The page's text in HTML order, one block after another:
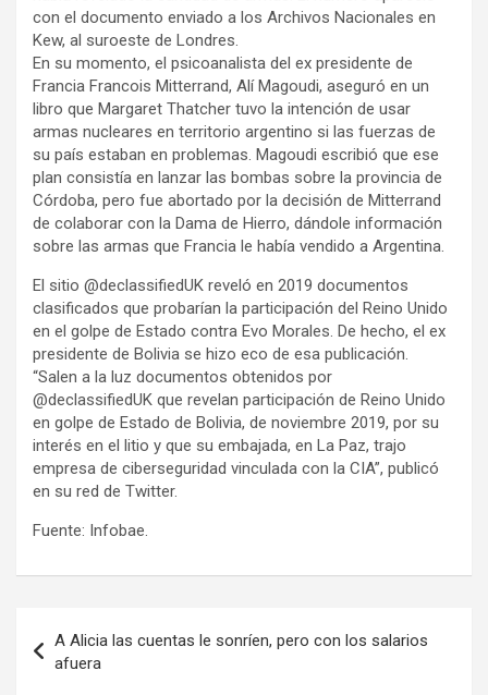
con el documento enviado a los Archivos Nacionales en
Kew, al suroeste de Londres.
En su momento, el psicoanalista del ex presidente de
Francia Francois Mitterrand, Alí Magoudi, aseguró en un
libro que Margaret Thatcher tuvo la intención de usar
armas nucleares en territorio argentino si las fuerzas de
su país estaban en problemas. Magoudi escribió que ese
plan consistía en lanzar las bombas sobre la provincia de
Córdoba, pero fue abortado por la decisión de Mitterrand
de colaborar con la Dama de Hierro, dándole información
sobre las armas que Francia le había vendido a Argentina.
El sitio @declassifiedUK reveló en 2019 documentos
clasificados que probarían la participación del Reino Unido
en el golpe de Estado contra Evo Morales. De hecho, el ex
presidente de Bolivia se hizo eco de esa publicación.
“Salen a la luz documentos obtenidos por
@declassifiedUK que revelan participación de Reino Unido
en golpe de Estado de Bolivia, de noviembre 2019, por su
interés en el litio y que su embajada, en La Paz, trajo
empresa de ciberseguridad vinculada con la CIA”, publicó
en su red de Twitter.
Fuente: Infobae.
de
A Alicia las cuentas le sonríen, pero con los salarios
afuera